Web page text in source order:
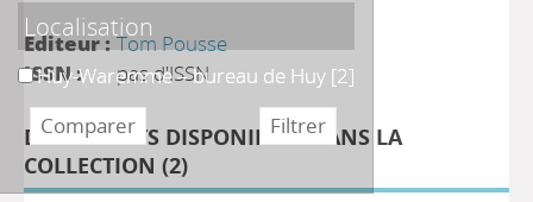
Editeur : Tom Pousse
ISSN :
pas d'ISSN
DOCUMENTS DISPONIBLES DANS LA
COLLECTION (2)
Localisation
Huy-Waremme – bureau de Huy
Huy-Waremme – bureau de Huy [2]